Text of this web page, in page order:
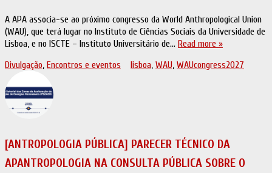
A APA associa-se ao próximo congresso da World Anthropological Union
(WAU), que terá lugar no Instituto de Ciências Sociais da Universidade de
Lisboa, e no ISCTE – Instituto Universitário de… Read more »
Divulgação, Encontros e eventos lisboa, WAU, WAUcongress2027
[ANTROPOLOGIA PÚBLICA] PARECER TÉCNICO DA
APANTROPOLOGIA NA CONSULTA PÚBLICA SOBRE O